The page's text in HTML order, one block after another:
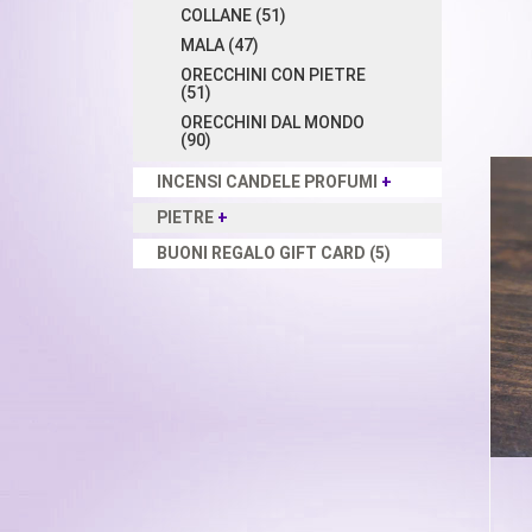
COLLANE (51)
MALA (47)
ORECCHINI CON PIETRE
(51)
ORECCHINI DAL MONDO
(90)
INCENSI CANDELE PROFUMI +
PIETRE +
BUONI REGALO GIFT CARD (5)